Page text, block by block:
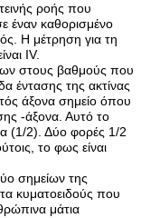
ροής που
έναν καθορισμένο
Η μέτρηση για τη
IV.
στους βαθμούς που
έντασης της ακτίνας
άξονα σημείο όπου
-άξονα. Αυτό το
(1/2). Δύο φορές 1/2
το φως είναι
σημείων της
κυματοειδούς που
μάτια